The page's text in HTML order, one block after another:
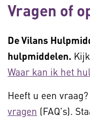
Vragen of
De Vilans
hulpmiddelen.
Waar kan ik het
Heeft u een
vragen (FAQ's).